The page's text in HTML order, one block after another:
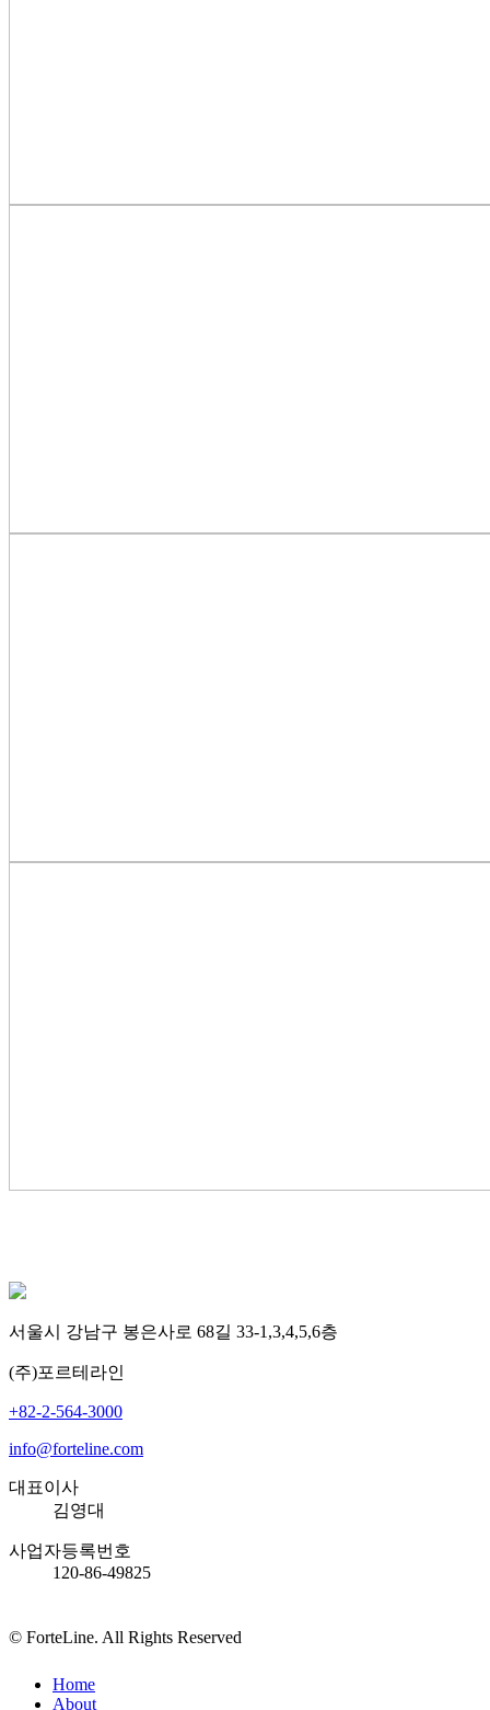
서울시 강남구 봉은사로 68길 33-1,3,4,5,6층
(주)포르테라인
+82-2-564-3000
info@forteline.com
대표이사
김영대
사업자등록번호
120-86-49825
© ForteLine. All Rights Reserved
Close
Menu
Home
About